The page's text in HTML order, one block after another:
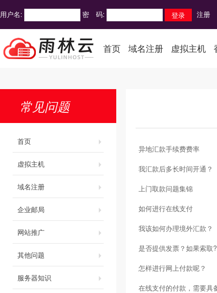
用户名: 密 码: 注册
首页 域名注册 虚拟主机
常见问题
首页
虚拟主机
域名注册
企业邮局
网站推广
其他问题
服务器知识
异地汇款手续费费率
我汇款后多长时间开通？
上门取款问题集锦
如何进行在线支付
我该如何办理境外汇款？
是否提供发票？如果索取?
怎样进行网上付款呢？
在线支付的付款，需要具